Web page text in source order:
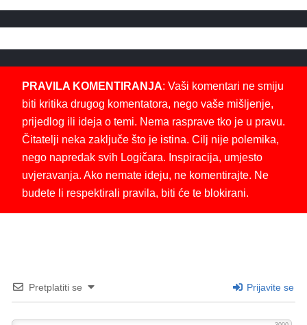
PRAVILA KOMENTIRANJA: Vaši komentari ne smiju
biti kritika drugog komentatora, nego vaše mišljenje,
prijedlog ili ideja o temi. Nema rasprave tko je u pravu.
Čitatelji neka zaključe što je istina. Cilj nije polemika,
nego napredak svih Logičara. Inspiracija, umjesto
uvjeravanja. Ako nemate ideju, ne komentirajte. Ne
budete li respektirali pravila, biti će te blokirani.
Pretplatiti se Prijavite se